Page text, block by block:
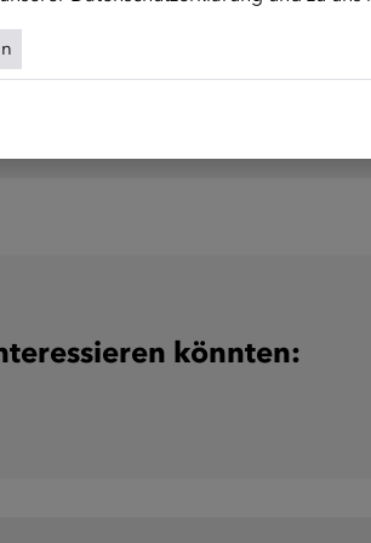
einen Tag vor Kursbeginn
könnten: